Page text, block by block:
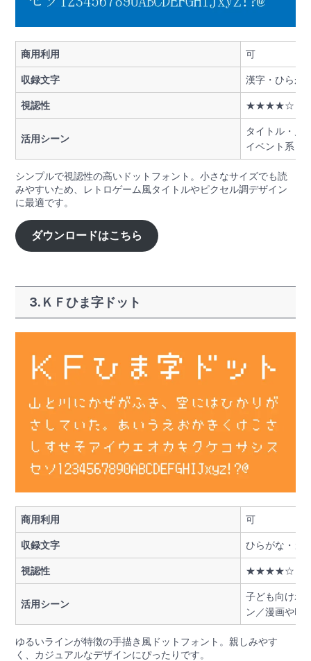
商用利用 可
収録文字 漢字・ひらが
視認性 ★★★★☆
活用シーン
タイトル・見
イベント系ロ
シンプルで視認性の高いドットフォント。小さなサイズでも読
みやすいため、レトロゲーム風タイトルやピクセル調デザイン
に最適です。
ダウンロードはこちら
3.ＫＦひま字ドット
商用利用 可
収録文字 ひらがな・カ
視認性 ★★★★☆
活用シーン
子ども向けポ
ン／漫画や吹
ゆるいラインが特徴の手描き風ドットフォント。親しみやす
く、カジュアルなデザインにぴったりです。